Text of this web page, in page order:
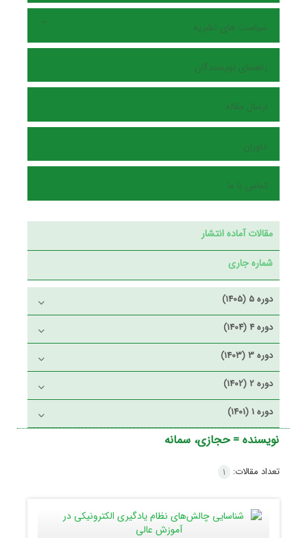
سیاست های نشریه
راهنمای نویسندگان
ارسال مقاله
داوران
تماس با ما
مقالات آماده انتشار
شماره جاری
دوره 5 (1405)
دوره 4 (1404)
دوره 3 (1403)
دوره 2 (1402)
دوره 1 (1401)
نویسنده =حجازی، سمانه
تعداد مقالات: 1